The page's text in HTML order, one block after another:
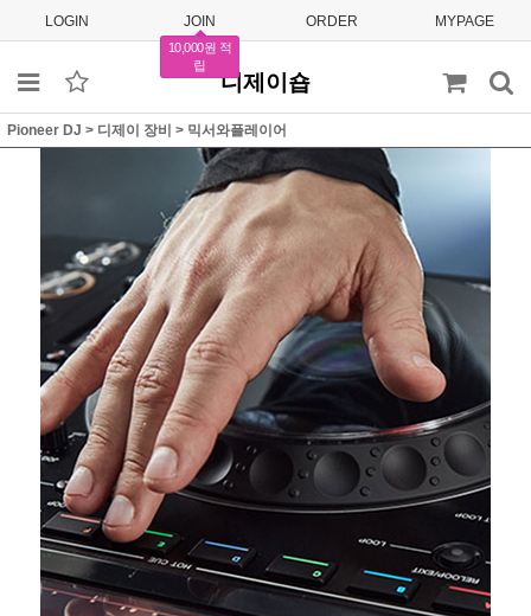
LOGIN JOIN
10,000원 적
립
ORDER MYPAGE
디제이숍
Pioneer DJ > 디제이 장비 > 믹서와플레이어